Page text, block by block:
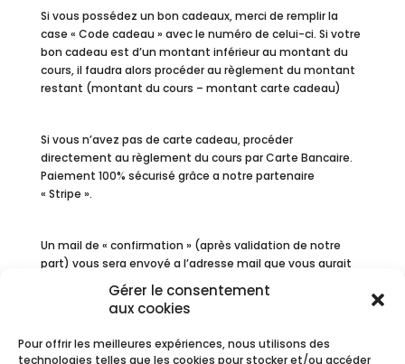
Gérer le consentement
aux cookies
Pour offrir les meilleures expériences, nous utilisons des
technologies telles que les cookies pour stocker et/ou accéder
Si vous possédez un bon cadeaux, merci de remplir la
case « Code cadeau » avec le numéro de celui-ci. Si votre
bon cadeau est d’un montant inférieur au montant du
cours, il faudra alors procéder au règlement du montant
restant (montant du cours – montant carte cadeau)
Si vous n’avez pas de carte cadeau, procéder
directement au règlement du cours par Carte Bancaire.
Paiement 100% sécurisé grâce a notre partenaire
« Stripe ».
Un mail de « confirmation » (après validation de notre
part) vous sera envoyé a l’adresse mail que vous aurait
dernière minute et nous nous engageons à vous